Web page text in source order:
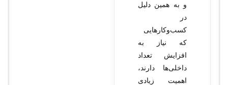
و به همین دلیل
در
کسب‌وکارهایی
که نیاز به
افزایش تعداد
داخلی‌ها دارند،
اهمیت زیادی